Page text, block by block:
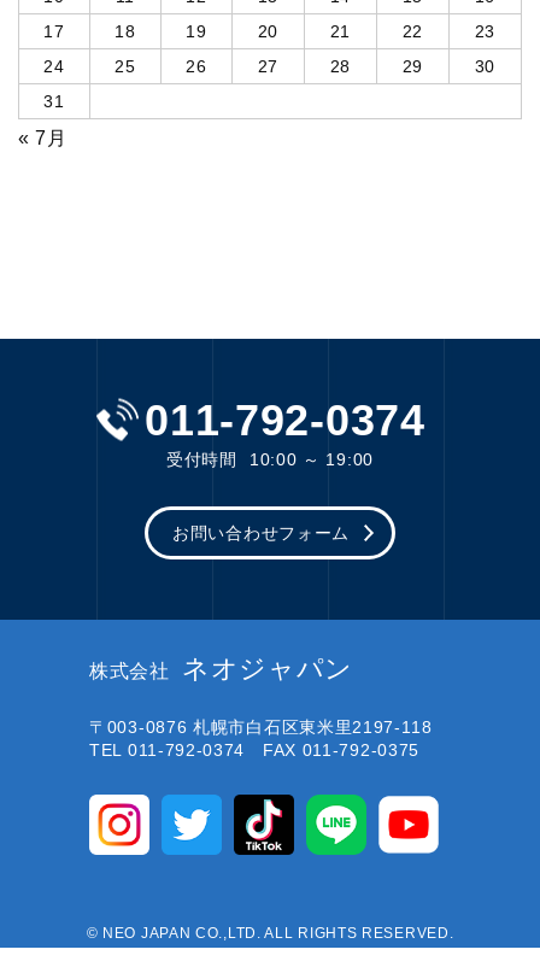
17
18 19 20 21 22
23
24
25 26 27 28 29
30
31
« 7月
011-792-0374
受付時間 10:00 ～ 19:00
お問い合わせフォーム
株式会社 ネオジャパン
〒003-0876 札幌市白石区東米里2197-118
TEL 011-792-0374 FAX 011-792-0375
© NEO JAPAN CO.,LTD. ALL RIGHTS RESERVED.